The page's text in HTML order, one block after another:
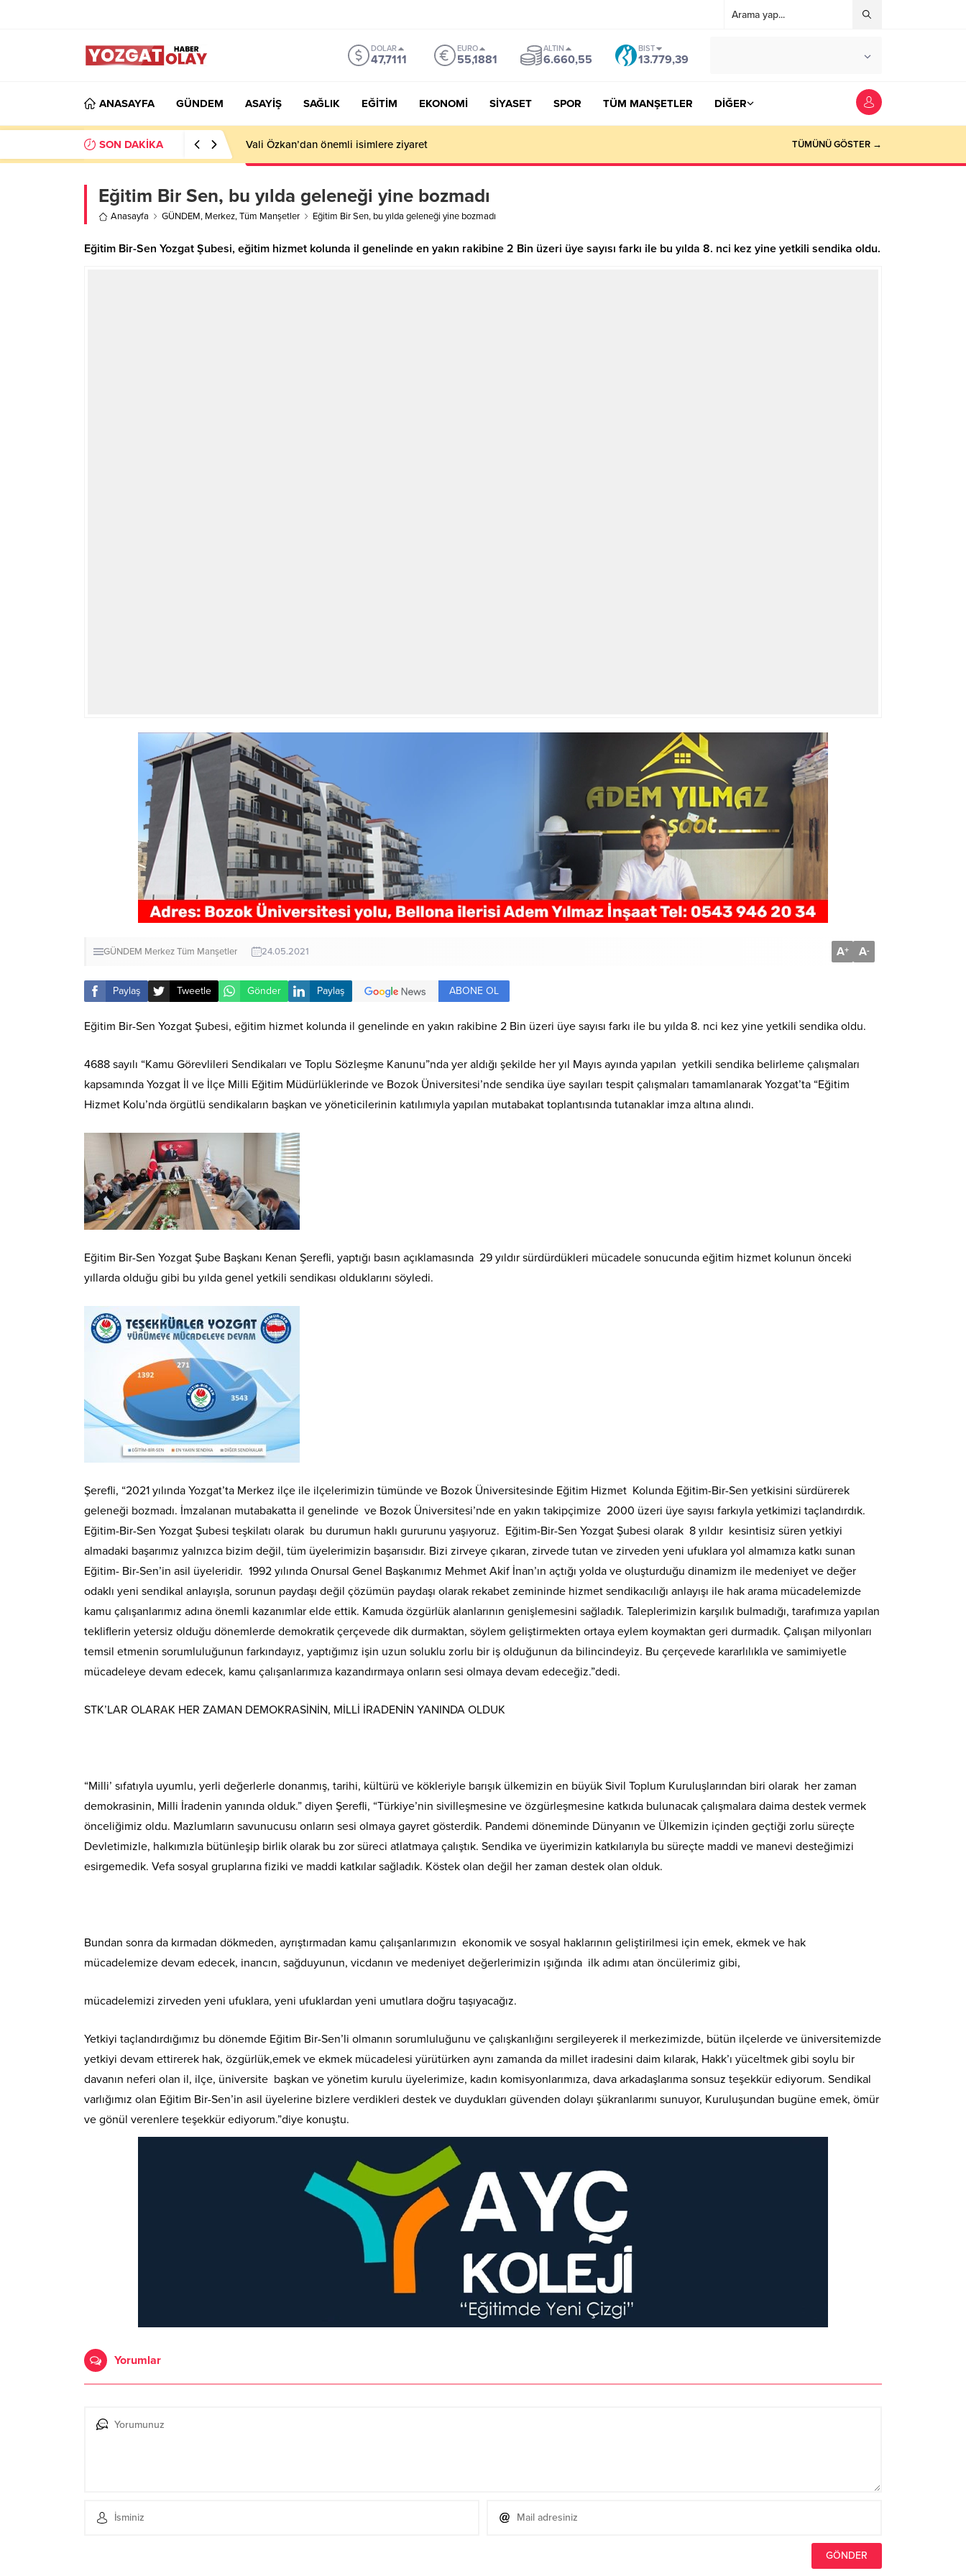
DOLAR
47,7111
EURO
55,1881
ALTIN
6.660,55
BIST
13.779,39
ANASAYFA GÜNDEM ASAYİŞ SAĞLIK EĞİTİM EKONOMİ SİYASET SPOR TÜM MANŞETLER DİĞER
SON DAKİKA Vali Özkan’dan önemli isimlere ziyaret TÜMÜNÜ GÖSTER →
Eğitim Bir Sen, bu yılda geleneği yine bozmadı
Anasayfa GÜNDEM, Merkez,Tüm Manşetler Eğitim Bir Sen, bu yılda geleneği yine bozmadı
Eğitim Bir-Sen Yozgat Şubesi, eğitim hizmet kolunda il genelinde en yakın rakibine 2 Bin üzeri üye sayısı farkı ile bu yılda 8. nci kez yine yetkili sendika oldu.
GÜNDEM MerkezTüm Manşetler 24.05.2021 A+ A-
Paylaş Tweetle Gönder Paylaş ABONE OL
Eğitim Bir-Sen Yozgat Şubesi, eğitim hizmet kolunda il genelinde en yakın rakibine 2 Bin üzeri üye sayısı farkı ile bu yılda 8. nci kez yine yetkili sendika oldu.
4688 sayılı “Kamu Görevlileri Sendikaları ve Toplu Sözleşme Kanunu”nda yer aldığı şekilde her yıl Mayıs ayında yapılan yetkili sendika belirleme çalışmaları
kapsamında Yozgat İl ve İlçe Milli Eğitim Müdürlüklerinde ve Bozok Üniversitesi’nde sendika üye sayıları tespit çalışmaları tamamlanarak Yozgat’ta “Eğitim
Hizmet Kolu’nda örgütlü sendikaların başkan ve yöneticilerinin katılımıyla yapılan mutabakat toplantısında tutanaklar imza altına alındı.
Eğitim Bir-Sen Yozgat Şube Başkanı Kenan Şerefli, yaptığı basın açıklamasında 29 yıldır sürdürdükleri mücadele sonucunda eğitim hizmet kolunun önceki
yıllarda olduğu gibi bu yılda genel yetkili sendikası olduklarını söyledi.
Şerefli, “2021 yılında Yozgat’ta Merkez ilçe ile ilçelerimizin tümünde ve Bozok Üniversitesinde Eğitim Hizmet Kolunda Eğitim-Bir-Sen yetkisini sürdürerek
geleneği bozmadı. İmzalanan mutabakatta il genelinde ve Bozok Üniversitesi’nde en yakın takipçimize 2000 üzeri üye sayısı farkıyla yetkimizi taçlandırdık.
Eğitim-Bir-Sen Yozgat Şubesi teşkilatı olarak bu durumun haklı gururunu yaşıyoruz. Eğitim-Bir-Sen Yozgat Şubesi olarak 8 yıldır kesintisiz süren yetkiyi
almadaki başarımız yalnızca bizim değil, tüm üyelerimizin başarısıdır. Bizi zirveye çıkaran, zirvede tutan ve zirveden yeni ufuklara yol almamıza katkı sunan
Eğitim- Bir-Sen’in asil üyeleridir. 1992 yılında Onursal Genel Başkanımız Mehmet Akif İnan’ın açtığı yolda ve oluşturduğu dinamizm ile medeniyet ve değer
odaklı yeni sendikal anlayışla, sorunun paydaşı değil çözümün paydaşı olarak rekabet zemininde hizmet sendikacılığı anlayışı ile hak arama mücadelemizde
kamu çalışanlarımız adına önemli kazanımlar elde ettik. Kamuda özgürlük alanlarının genişlemesini sağladık. Taleplerimizin karşılık bulmadığı, tarafımıza yapılan
tekliflerin yetersiz olduğu dönemlerde demokratik çerçevede dik durmaktan, söylem geliştirmekten ortaya eylem koymaktan geri durmadık. Çalışan milyonları
temsil etmenin sorumluluğunun farkındayız, yaptığımız işin uzun soluklu zorlu bir iş olduğunun da bilincindeyiz. Bu çerçevede kararlılıkla ve samimiyetle
mücadeleye devam edecek, kamu çalışanlarımıza kazandırmaya onların sesi olmaya devam edeceğiz.”dedi.
STK’LAR OLARAK HER ZAMAN DEMOKRASİNİN, MİLLİ İRADENİN YANINDA OLDUK
“Milli’ sıfatıyla uyumlu, yerli değerlerle donanmış, tarihi, kültürü ve kökleriyle barışık ülkemizin en büyük Sivil Toplum Kuruluşlarından biri olarak her zaman
demokrasinin, Milli İradenin yanında olduk.” diyen Şerefli, “Türkiye’nin sivilleşmesine ve özgürleşmesine katkıda bulunacak çalışmalara daima destek vermek
önceliğimiz oldu. Mazlumların savunucusu onların sesi olmaya gayret gösterdik. Pandemi döneminde Dünyanın ve Ülkemizin içinden geçtiği zorlu süreçte
Devletimizle, halkımızla bütünleşip birlik olarak bu zor süreci atlatmaya çalıştık. Sendika ve üyerimizin katkılarıyla bu süreçte maddi ve manevi desteğimizi
esirgemedik. Vefa sosyal gruplarına fiziki ve maddi katkılar sağladık. Köstek olan değil her zaman destek olan olduk.
Bundan sonra da kırmadan dökmeden, ayrıştırmadan kamu çalışanlarımızın ekonomik ve sosyal haklarının geliştirilmesi için emek, ekmek ve hak
mücadelemize devam edecek, inancın, sağduyunun, vicdanın ve medeniyet değerlerimizin ışığında ilk adımı atan öncülerimiz gibi,
mücadelemizi zirveden yeni ufuklara, yeni ufuklardan yeni umutlara doğru taşıyacağız.
Yetkiyi taçlandırdığımız bu dönemde Eğitim Bir-Sen’li olmanın sorumluluğunu ve çalışkanlığını sergileyerek il merkezimizde, bütün ilçelerde ve üniversitemizde
yetkiyi devam ettirerek hak, özgürlük,emek ve ekmek mücadelesi yürütürken aynı zamanda da millet iradesini daim kılarak, Hakk’ı yüceltmek gibi soylu bir
davanın neferi olan il, ilçe, üniversite başkan ve yönetim kurulu üyelerimize, kadın komisyonlarımıza, dava arkadaşlarıma sonsuz teşekkür ediyorum. Sendikal
varlığımız olan Eğitim Bir-Sen’in asil üyelerine bizlere verdikleri destek ve duydukları güvenden dolayı şükranlarımı sunuyor, Kuruluşundan bugüne emek, ömür
ve gönül verenlere teşekkür ediyorum.”diye konuştu.
Yorumlar